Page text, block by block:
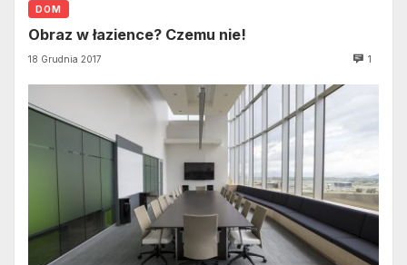
DOM
Obraz w łazience? Czemu nie!
18 Grudnia 2017 1